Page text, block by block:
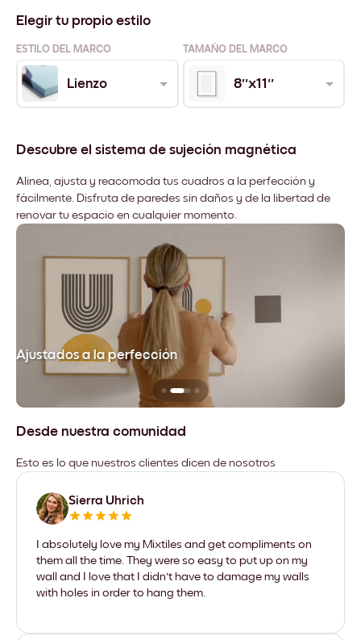
Elegir tu propio estilo
ESTILO DEL MARCO TAMAÑO DEL MARCO
Lienzo 8''x11''
Descubre el sistema de sujeción magnética
Alinea, ajusta y reacomoda tus cuadros a la perfección y
fácilmente. Disfruta de paredes sin daños y de la libertad de
renovar tu espacio en cualquier momento.
Ajustados a la perfección
Desde nuestra comunidad
Esto es lo que nuestros clientes dicen de nosotros
Sierra Uhrich
I absolutely love my Mixtiles and get compliments on
them all the time. They were so easy to put up on my
wall and I love that I didn't have to damage my walls
with holes in order to hang them.